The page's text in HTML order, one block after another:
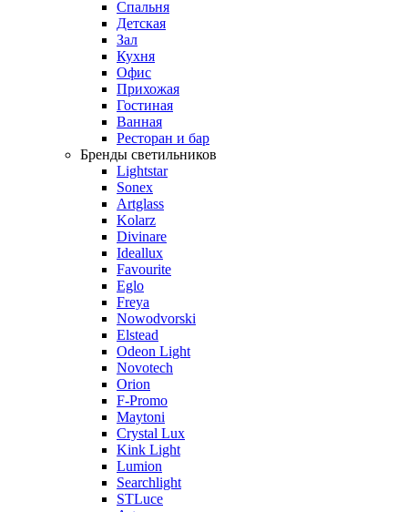
Спальня
Детская
Зал
Кухня
Офис
Прихожая
Гостиная
Ванная
Ресторан и бар
Бренды светильников
Lightstar
Sonex
Artglass
Kolarz
Divinare
Ideallux
Favourite
Eglo
Freya
Nowodvorski
Elstead
Odeon Light
Novotech
Orion
F-Promo
Maytoni
Crystal Lux
Kink Light
Lumion
Searchlight
STLuce